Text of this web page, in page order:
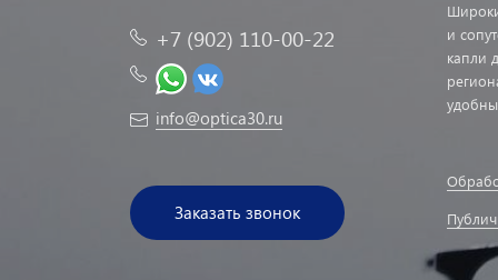
+7 (902) 110-00-22
info@optica30.ru
Заказать звонок
и
капли